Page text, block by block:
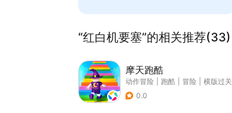
“红白机要塞”的相关推荐(33)
摩天跑酷
动作冒险 跑酷 冒险
横版过关
0.0